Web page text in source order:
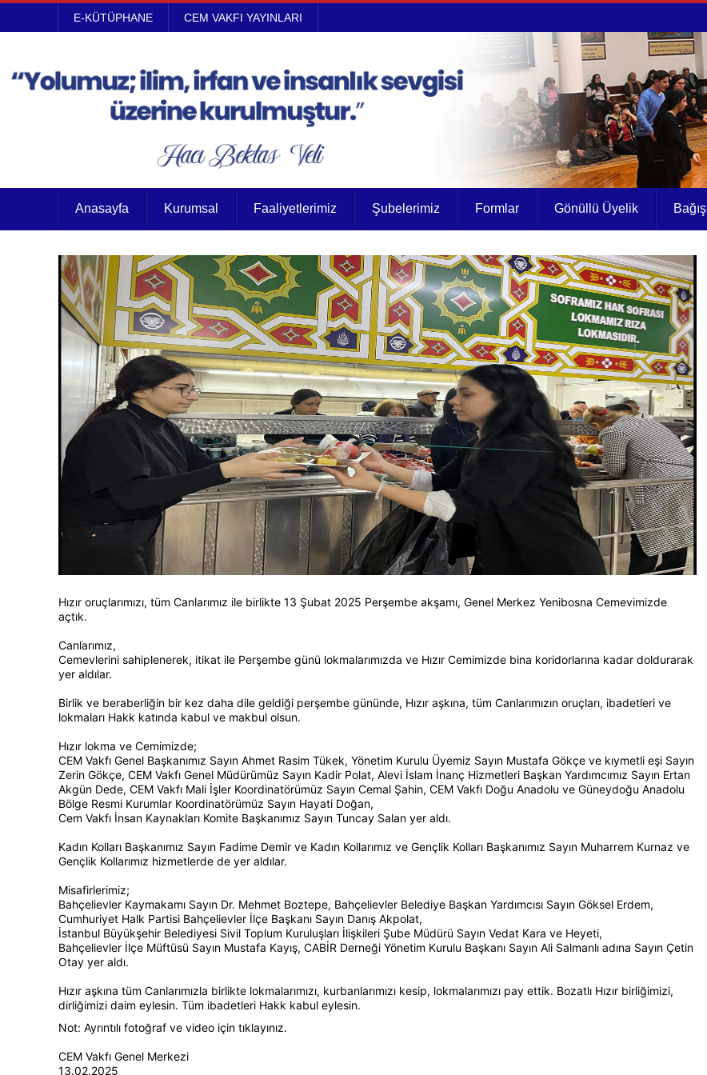
E-KÜTÜPHANE CEM VAKFI YAYINLARI
Anasayfa Kurumsal Faaliyetlerimiz Şubelerimiz Formlar Gönüllü Üyelik Bağış
Hızır oruçlarımızı, tüm Canlarımız ile birlikte 13 Şubat 2025 Perşembe akşamı, Genel Merkez Yenibosna Cemevimizde
açtık.
Canlarımız,
Cemevlerini sahiplenerek, itikat ile Perşembe günü lokmalarımızda ve Hızır Cemimizde bina koridorlarına kadar doldurarak
yer aldılar.
Birlik ve beraberliğin bir kez daha dile geldiği perşembe gününde, Hızır aşkına, tüm Canlarımızın oruçları, ibadetleri ve
lokmaları Hakk katında kabul ve makbul olsun.
Hızır lokma ve Cemimizde;
CEM Vakfı Genel Başkanımız Sayın Ahmet Rasim Tükek, Yönetim Kurulu Üyemiz Sayın Mustafa Gökçe ve kıymetli eşi Sayın
Zerin Gökçe, CEM Vakfı Genel Müdürümüz Sayın Kadir Polat, Alevi İslam İnanç Hizmetleri Başkan Yardımcımız Sayın Ertan
Akgün Dede, CEM Vakfı Mali İşler Koordinatörümüz Sayın Cemal Şahin, CEM Vakfı Doğu Anadolu ve Güneydoğu Anadolu
Bölge Resmi Kurumlar Koordinatörümüz Sayın Hayati Doğan,
Cem Vakfı İnsan Kaynakları Komite Başkanımız Sayın Tuncay Salan yer aldı.
Kadın Kolları Başkanımız Sayın Fadime Demir ve Kadın Kollarımız ve Gençlik Kolları Başkanımız Sayın Muharrem Kurnaz ve
Gençlik Kollarımız hizmetlerde de yer aldılar.
Misafirlerimiz;
Bahçelievler Kaymakamı Sayın Dr. Mehmet Boztepe, Bahçelievler Belediye Başkan Yardımcısı Sayın Göksel Erdem,
Cumhuriyet Halk Partisi Bahçelievler İlçe Başkanı Sayın Danış Akpolat,
İstanbul Büyükşehir Belediyesi Sivil Toplum Kuruluşları İlişkileri Şube Müdürü Sayın Vedat Kara ve Heyeti,
Bahçelievler İlçe Müftüsü Sayın Mustafa Kayış, CABİR Derneği Yönetim Kurulu Başkanı Sayın Ali Salmanlı adına Sayın Çetin
Otay yer aldı.
Hızır aşkına tüm Canlarımızla birlikte lokmalarımızı, kurbanlarımızı kesip, lokmalarımızı pay ettik. Bozatlı Hızır birliğimizi,
dirliğimizi daim eylesin. Tüm ibadetleri Hakk kabul eylesin.
Not: Ayrıntılı fotoğraf ve video için tıklayınız.
CEM Vakfı Genel Merkezi
13.02.2025